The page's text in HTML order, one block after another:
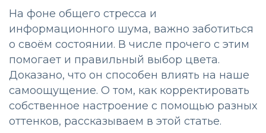
На фоне общего стресса и
информационного шума, важно заботиться
о своём состоянии. В числе прочего с этим
помогает и правильный выбор цвета.
Доказано, что он способен влиять на наше
самоощущение. О том, как корректировать
собственное настроение с помощью разных
оттенков, рассказываем в этой статье.